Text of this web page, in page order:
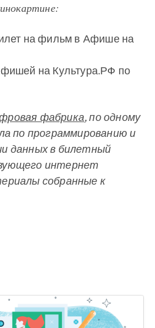
на фильм в Афише на
на Культура.РФ по
фабрика, по одному
по программированию и
данных в билетный
интернет
собранные к